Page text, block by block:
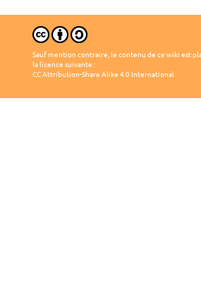
Sauf mention contraire, le contenu de ce wiki est
la licence suivante :
CC Attribution-Share Alike 4.0 International